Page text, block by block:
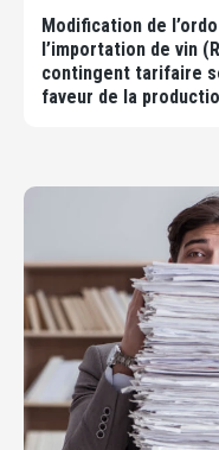
Modification de
l’importation de vin
contingent tarifaire
faveur de la